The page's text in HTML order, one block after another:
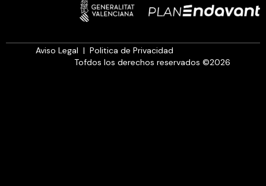
Aviso Legal | Politica de Privacidad
Tofdos los derechos reservados ©2026